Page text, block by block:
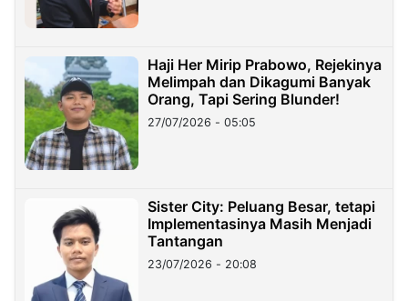
Haji Her Mirip Prabowo, Rejekinya
Melimpah dan Dikagumi Banyak
Orang, Tapi Sering Blunder!
27/07/2026 - 05:05
Sister City: Peluang Besar, tetapi
Implementasinya Masih Menjadi
Tantangan
23/07/2026 - 20:08